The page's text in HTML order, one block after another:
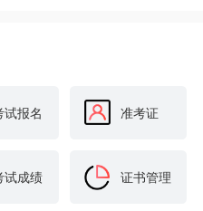
试报名 准考证
试成绩 证书管理